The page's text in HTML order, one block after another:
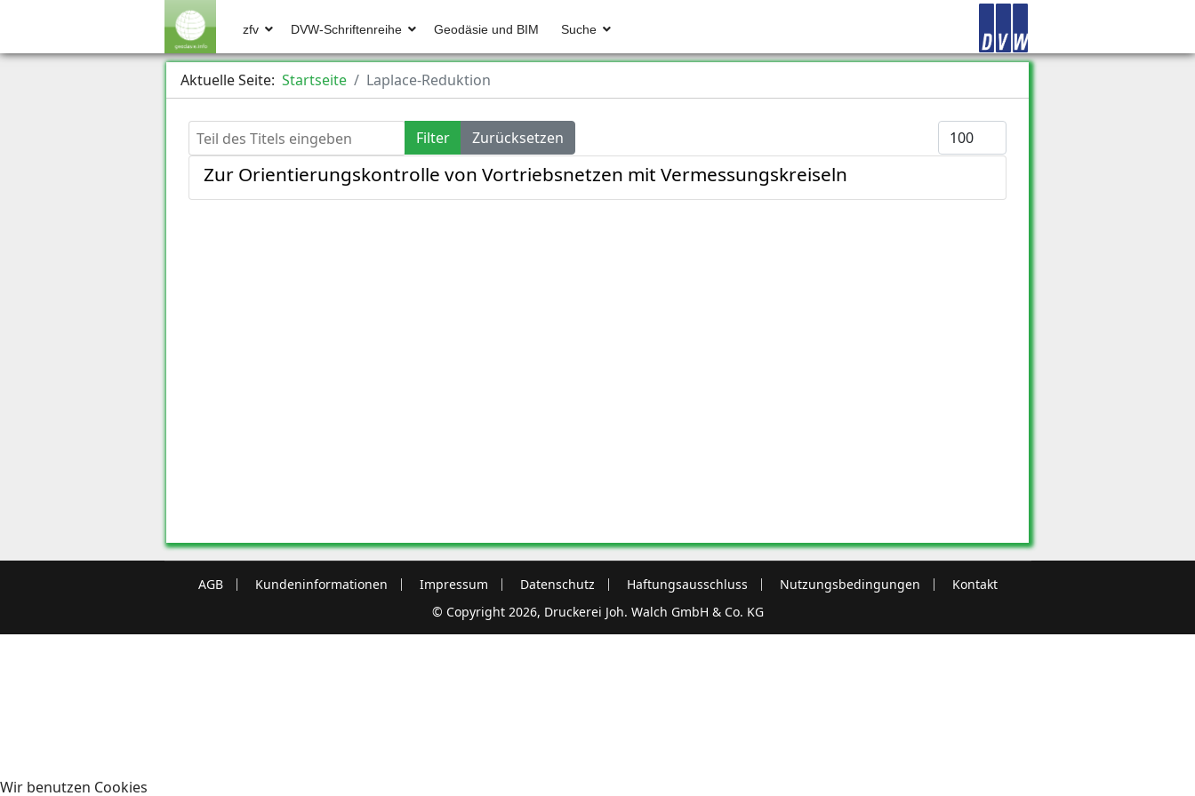
zfv DVW-Schriftenreihe Geodäsie und BIM Suche
Aktuelle Seite: Startseite Laplace-Reduktion
Teil des Titels eingeben Filter Zurücksetzen Anzeige #
Zur Orientierungskontrolle von Vortriebsnetzen mit Vermessungskreiseln
AGB Kundeninformationen Impressum Datenschutz Haftungsausschluss Nutzungsbedingungen
Kontakt
© Copyright 2026, Druckerei Joh. Walch GmbH & Co. KG
Wir benutzen Cookies